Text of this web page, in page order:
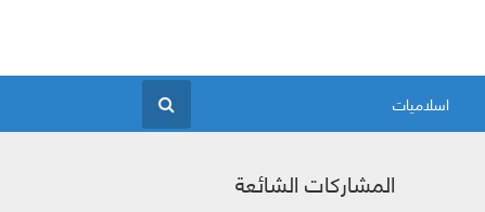
اسلاميات
المشاركات الشائعة